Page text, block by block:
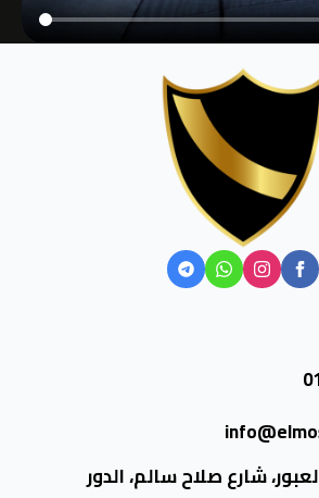
العبور، شارع صلاح سالم، الدور